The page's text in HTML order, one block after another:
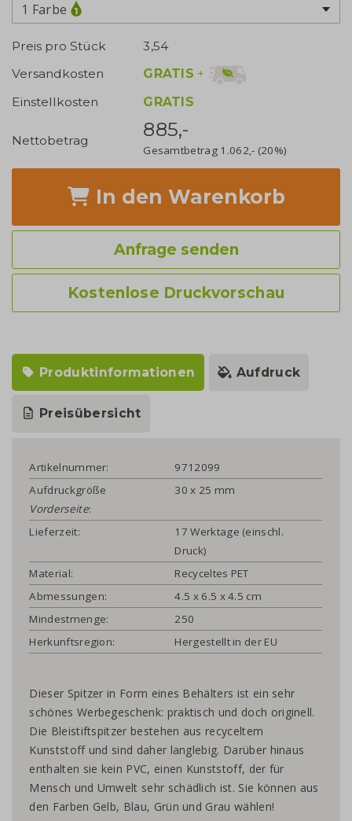
1 Farbe
Preis pro Stück
3,54
Versandkosten
GRATIS +
Einstellkosten
GRATIS
Nettobetrag 885,-
Gesamtbetrag 1.062,- (20%)
In den Warenkorb
Anfrage senden
Kostenlose Druckvorschau
Produktinformationen Aufdruck
Preisübersicht
Artikelnummer:
9712099
Aufdruckgröße
Vorderseite:
30 x 25 mm
Lieferzeit:
17 Werktage (einschl.
Druck)
Material:
Recyceltes PET
Abmessungen:
4.5 x 6.5 x 4.5 cm
Mindestmenge:
250
Herkunftsregion:
Hergestellt in der EU
Dieser Spitzer in Form eines Behälters ist ein sehr
schönes Werbegeschenk: praktisch und doch originell.
Die Bleistiftspitzer bestehen aus recyceltem
Kunststoff und sind daher langlebig. Darüber hinaus
enthalten sie kein PVC, einen Kunststoff, der für
Mensch und Umwelt sehr schädlich ist. Sie können aus
den Farben Gelb, Blau, Grün und Grau wählen!